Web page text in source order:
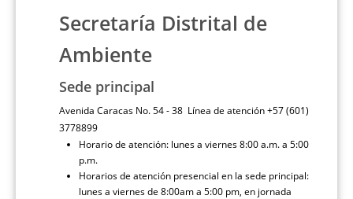
Secretaría Distrital de
Ambiente
Sede principal
Avenida Caracas No. 54 - 38 Línea de atención +57 (601)
3778899
Horario de atención: lunes a viernes 8:00 a.m. a 5:00
p.m.
Horarios de atención presencial en la sede principal:
lunes a viernes de 8:00am a 5:00 pm, en jornada